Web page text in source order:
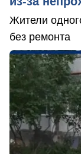
Жители
без ремонта